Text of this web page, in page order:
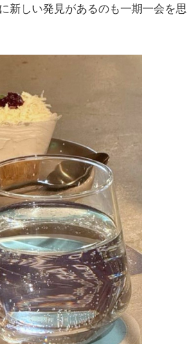
新しい発見があるのも一期一会を思